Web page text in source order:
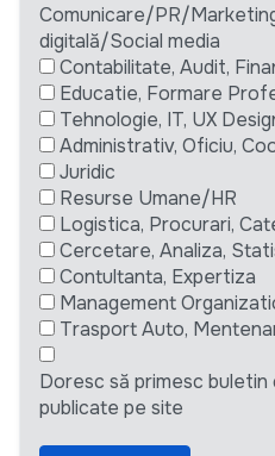
Comunicare/PR/
digitală/Social media
Contabilitate, Audit,
Educatie, Formare
Tehnologie, IT, UX
Administrativ, Oficiu,
Juridic
Resurse Umane/HR
Logistica, Procurari,
Cercetare, Analiza,
Contultanta, Expertiza
Management
Trasport Auto,
Doresc să primesc
publicate pe site